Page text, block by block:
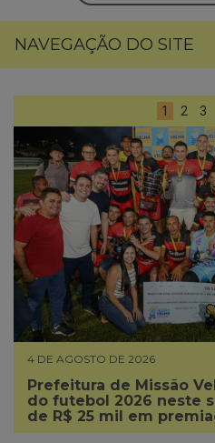
NAVEGAÇÃO DO SITE
1 2 3
4 DE AGOSTO DE 2026
Prefeitura de Missão
do futebol 2026 neste
de R$ 25 mil em